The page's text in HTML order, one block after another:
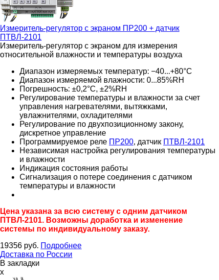
Измеритель-регулятор с экраном ПР200 + датчик
ПТВЛ-2101
Измеритель-регулятор с экраном для измерения
относительной влажности и температуры воздуха
Диапазон измеряемых температур: −40...+80°С
Диапазон измеряемой влажности: 0...85%RH
Погрешность: ±0,2°С, ±2%RH
Регулирование температуры и влажности за счет
управления нагревателями, вытяжками,
увлажнителями, охладителями
Регулирование по двухпозиционному закону,
дискретное управление
Программируемое реле ПР200, датчик ПТВЛ-2101
Независимая настройка регулирования температуры
и влажности
Индикация состояния работы
Сигнализация о потере соединения с датчиком
температуры и влажности
Цена указана за всю систему с одним датчиком
ПТВЛ-2101. Возможны доработка и изменение
системы по индивидуальному заказу.
19356 руб. Подробнее
Доставка по России
В закладки
x